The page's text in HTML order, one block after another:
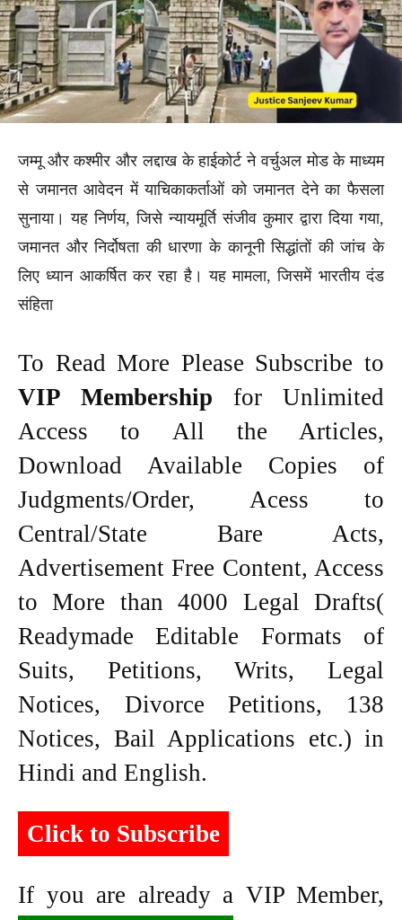
जम्मू और कश्मीर और लद्दाख के हाईकोर्ट ने वर्चुअल मोड के माध्यम
से जमानत आवेदन में याचिकाकर्ताओं को जमानत देने का फैसला
सुनाया। यह निर्णय, जिसे न्यायमूर्ति संजीव कुमार द्वारा दिया गया,
जमानत और निर्दोषता की धारणा के कानूनी सिद्धांतों की जांच के
लिए ध्यान आकर्षित कर रहा है। यह मामला, जिसमें भारतीय दंड
संहिता
To Read More Please Subscribe to
VIP Membership for Unlimited
Access to All the Articles,
Download Available Copies of
Judgments/Order, Acess to
Central/State Bare Acts,
Advertisement Free Content, Access
to More than 4000 Legal Drafts(
Readymade Editable Formats of
Suits, Petitions, Writs, Legal
Notices, Divorce Petitions, 138
Notices, Bail Applications etc.) in
Hindi and English.
Click to Subscribe
If you are already a VIP Member,